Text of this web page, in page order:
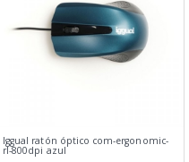
Iggual ratón óptico com-ergonomic-
rl-800dpi azul